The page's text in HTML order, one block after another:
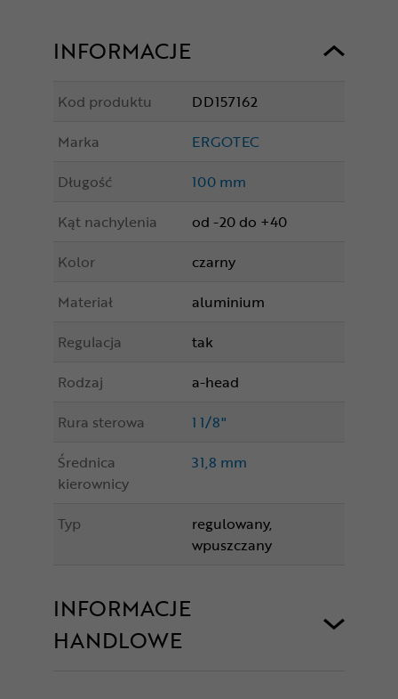
INFORMACJE
Kod produktu
DD157162
Marka
ERGOTEC
Długość
100 mm
Kąt nachylenia
od -20 do +40
Kolor
czarny
Materiał
aluminium
Regulacja
tak
Rodzaj
a-head
Rura sterowa
1 1/8"
Średnica
kierownicy
31,8 mm
Typ
regulowany,
wpuszczany
INFORMACJE
HANDLOWE